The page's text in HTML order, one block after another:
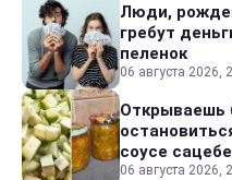
Люди,
гребут
пеленок
06 августа 2026,
Открываешь
соусе
06 августа 2026,